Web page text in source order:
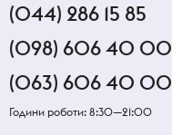
(044) 286 15 85
(098) 606 40 00
(063) 606 40 00
Години роботи: 8:30—21:00